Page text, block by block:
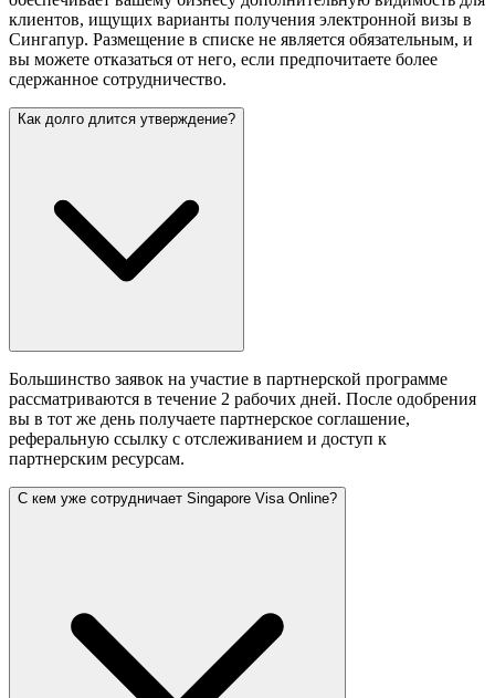
клиентов, ищущих варианты получения электронной визы в
Сингапур. Размещение в списке не является обязательным, и
вы можете отказаться от него, если предпочитаете более
сдержанное сотрудничество.
Как долго длится утверждение?
Большинство заявок на участие в партнерской программе
рассматриваются в течение 2 рабочих дней. После одобрения
вы в тот же день получаете партнерское соглашение,
реферальную ссылку с отслеживанием и доступ к
партнерским ресурсам.
С кем уже сотрудничает Singapore Visa Online?